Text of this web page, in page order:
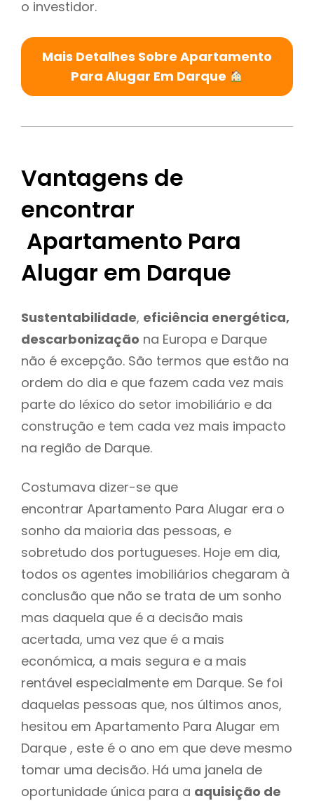
o investidor.
Mais Detalhes Sobre Apartamento
Para Alugar Em Darque
Vantagens de
encontrar
Apartamento Para
Alugar em Darque
Sustentabilidade, eficiência energética,
descarbonização na Europa e Darque
não é excepção. São termos que estão na
ordem do dia e que fazem cada vez mais
parte do léxico do setor imobiliário e da
construção e tem cada vez mais impacto
na região de Darque.
Costumava dizer-se que
encontrar Apartamento Para Alugar era o
sonho da maioria das pessoas, e
sobretudo dos portugueses. Hoje em dia,
todos os agentes imobiliários chegaram à
conclusão que não se trata de um sonho
mas daquela que é a decisão mais
acertada, uma vez que é a mais
económica, a mais segura e a mais
rentável especialmente em Darque. Se foi
daquelas pessoas que, nos últimos anos,
hesitou em Apartamento Para Alugar em
Darque , este é o ano em que deve mesmo
tomar uma decisão. Há uma janela de
oportunidade única para a aquisição de